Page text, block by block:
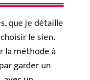
que je détaille
le sien.
la méthode à
garder un